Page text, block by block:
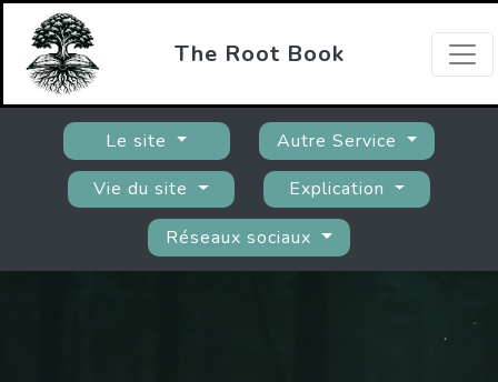
The Root Book
Le site
Autre Service
Vie du site
Explication
Réseaux sociaux